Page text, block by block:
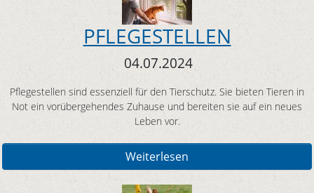
PFLEGESTELLEN
04.07.2024
Pflegestellen sind essenziell für den Tierschutz. Sie bieten Tieren in
Not ein vorübergehendes Zuhause und bereiten sie auf ein neues
Leben vor.
Weiterlesen